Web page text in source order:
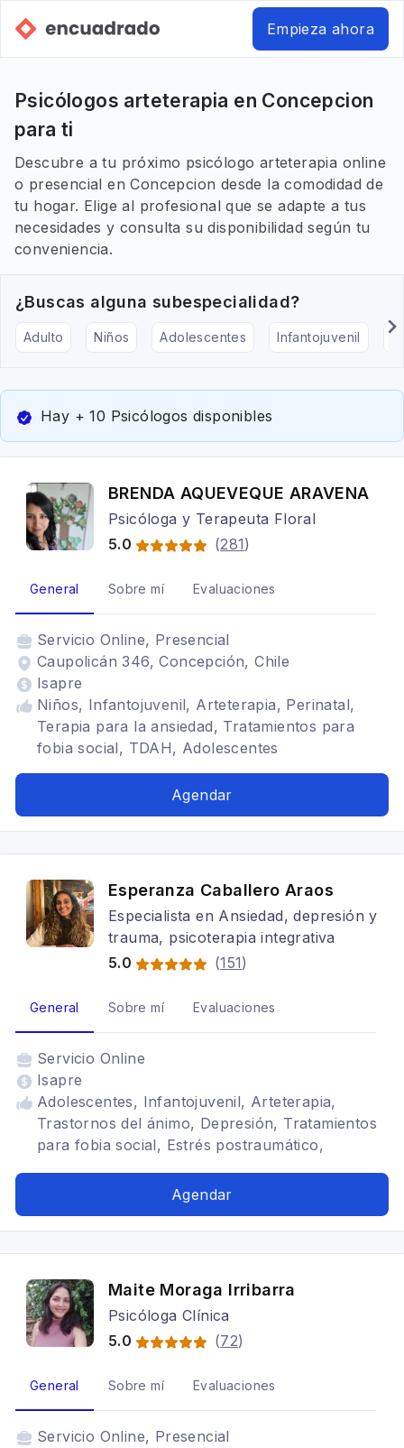
Empieza ahora
Psicólogos arteterapia en Concepcion
para ti
Descubre a tu próximo psicólogo arteterapia online
o presencial en Concepcion desde la comodidad de
tu hogar. Elige al profesional que se adapte a tus
necesidades y consulta su disponibilidad según tu
conveniencia.
¿Buscas alguna subespecialidad?
Adulto Niños Adolescentes Infantojuvenil
Hay + 10 Psicólogos disponibles
BRENDA AQUEVEQUE ARAVENA
Psicóloga y Terapeuta Floral
5.0
(281)
General Sobre mí Evaluaciones
Servicio Online, Presencial
Caupolicán 346, Concepción, Chile
Isapre
Niños, Infantojuvenil, Arteterapia, Perinatal,
Terapia para la ansiedad, Tratamientos para
fobia social, TDAH, Adolescentes
Agendar
Esperanza Caballero Araos
Especialista en Ansiedad, depresión y
trauma, psicoterapia integrativa
5.0
(151)
General Sobre mí Evaluaciones
Servicio Online
Isapre
Adolescentes, Infantojuvenil, Arteterapia,
Trastornos del ánimo, Depresión, Tratamientos
para fobia social, Estrés postraumático,
Agendar
Maite Moraga Irribarra
Psicóloga Clínica
5.0
(72)
General Sobre mí Evaluaciones
Servicio Online, Presencial